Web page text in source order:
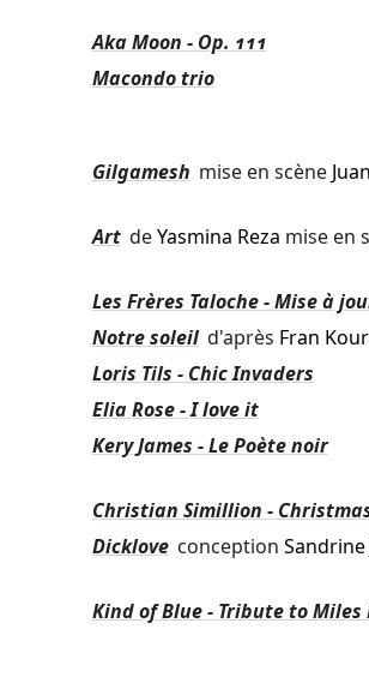
Aka Moon - Op. 111
Macondo trio
Gilgamesh mise en scène
Art deYasmina Reza mise en
Les Frères Taloche - Mise à
Notre soleil d'après Fran
Loris Tils - Chic Invaders
Elia Rose - I love it
Kery James - Le Poète noir
Christian Simillion -
Dicklove conception
Kind of Blue - Tribute to Miles